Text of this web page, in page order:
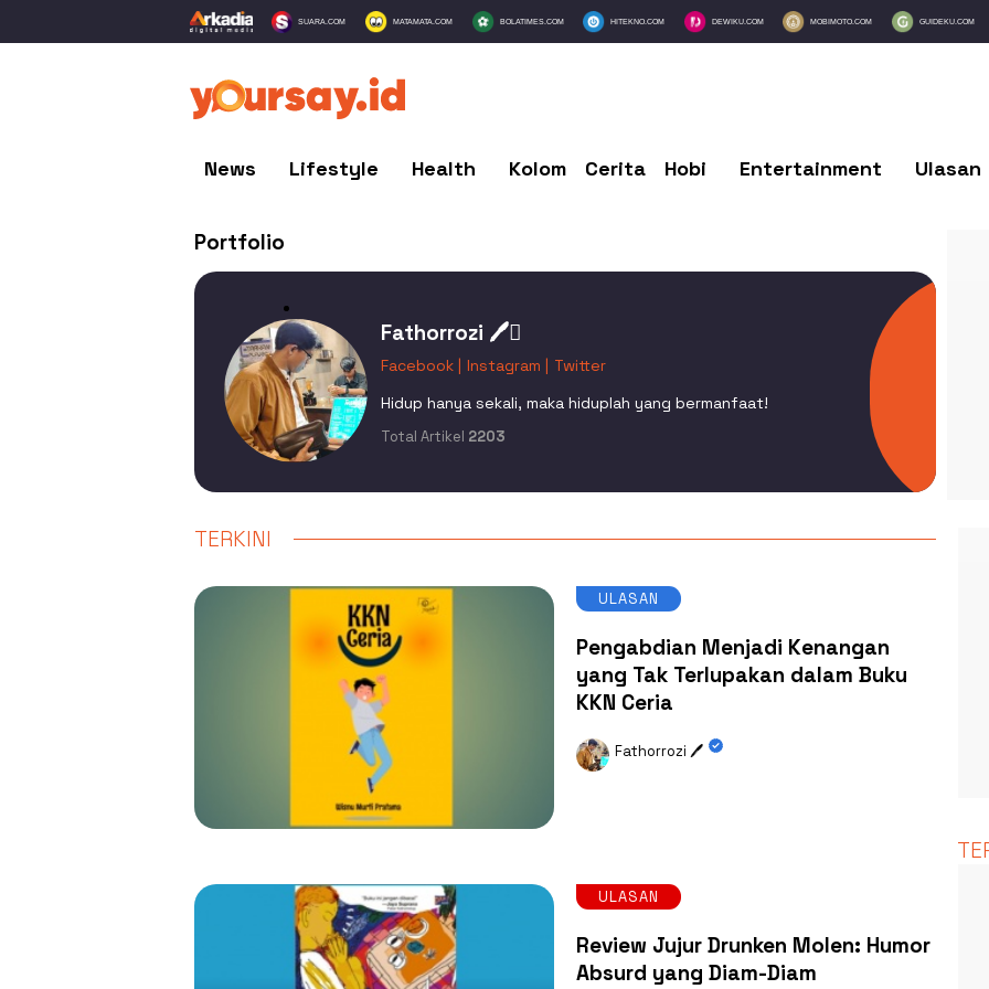
SUARA.COM MATAMATA.COM BOLATIMES.COM HITEKNO.COM DEWIKU.COM MOBIMOTO.COM GUIDEKU.COM
News Lifestyle Health Kolom Cerita Hobi Entertainment Ulasan
Portfolio
Fathorrozi 🖊️
Facebook | Instagram | Twitter
Hidup hanya sekali, maka hiduplah yang bermanfaat!
Total Artikel 2203
TERKINI
ULASAN
Pengabdian Menjadi Kenangan
yang Tak Terlupakan dalam Buku
KKN Ceria
Fathorrozi 🖊️
ULASAN
Review Jujur Drunken Molen: Humor
Absurd yang Diam-Diam